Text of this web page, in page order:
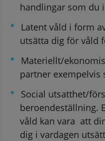
handlingar som du
Latent våld i form
utsätta dig för våld
Materiellt/
partner exempelvis
Social utsatthet/
beroendeställning.
våld kan vara  att
dig i vardagen